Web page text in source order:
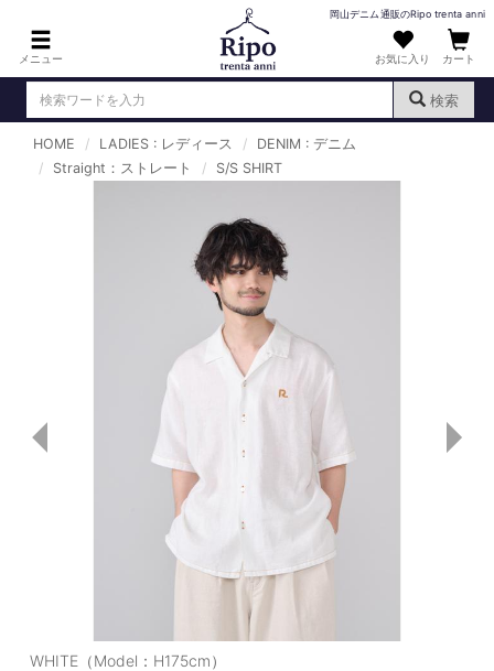
メニュー
岡山デニム通販のRipo trenta anni
お気に入り カート
検索
ログイン （新規会員登録 ）
T-SHIRT : Tシャツ
SHIRT : シャツ
OUTERS : アウター
LADIES : レディース
PANTS/SKIRT : パンツ・スカート
HOME LADIES : レディース
DENIM : デニム
Straight：ストレート
S/S SHIRT
WHITE（Model：H175cm）